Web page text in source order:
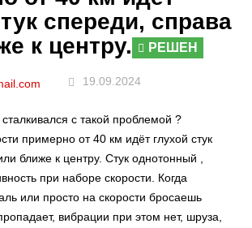
спереди, справа
к центру.
РЕШЕН
19.09.2024
с такой проблемой ?
примерно от 40 км идёт глухой стук
ближе к центру. Стук однотонный ,
при наборе скорости. Когда
или просто на скорости бросаешь
вибрации при этом нет, шруза,